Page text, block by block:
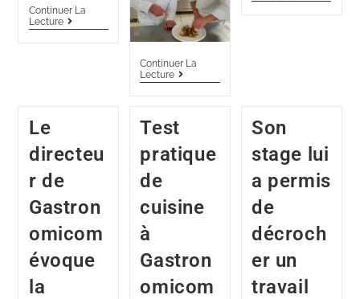
Continuer La
Lecture
Continuer La
Lecture
Le
directeu
r de
Gastron
omicom
évoque
la
Test
pratique
de
cuisine
à
Gastron
omicom
Son
stage lui
a permis
de
décroch
er un
travail